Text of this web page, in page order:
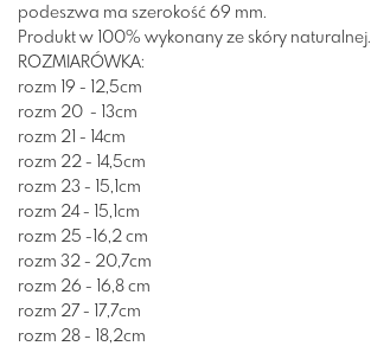
podeszwa ma szerokość 69 mm.
Produkt w 100% wykonany ze skóry naturalnej.
ROZMIARÓWKA:
rozm 19 - 12,5cm
rozm 20 - 13cm
rozm 21 - 14cm
rozm 22 - 14,5cm
rozm 23 - 15,1cm
rozm 24 - 15,1cm
rozm 25 -16,2 cm
rozm 32 - 20,7cm
rozm 26 - 16,8 cm
rozm 27 - 17,7cm
rozm 28 - 18,2cm